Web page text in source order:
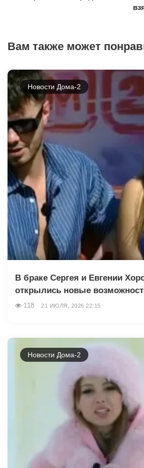
Вам также может
Новости Дома-2
В браке Сергея и Евгении
открылись новые
118 21 ИЮЛЯ, 2026 22:15
Новости Дома-2